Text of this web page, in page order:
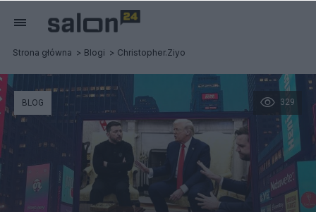
Strona główna Blogi Christopher.Ziyo
329
BLOG